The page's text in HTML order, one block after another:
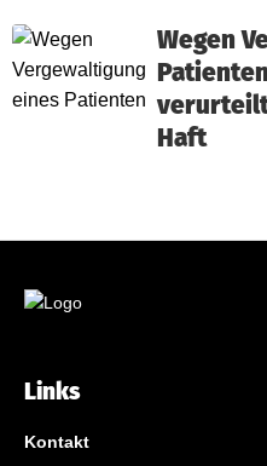
Wegen
verurteilt
Haft
Links
Kontakt